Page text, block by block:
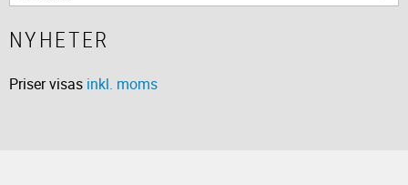
NYHETER
Priser visas inkl. moms